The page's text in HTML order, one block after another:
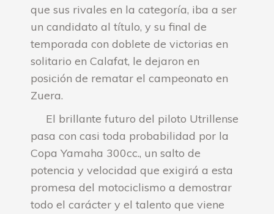
que sus rivales en la categoría, iba a ser
un candidato al título, y su final de
temporada con doblete de victorias en
solitario en Calafat, le dejaron en
posición de rematar el campeonato en
Zuera.
El brillante futuro del piloto Utrillense
pasa con casi toda probabilidad por la
Copa Yamaha 300cc., un salto de
potencia y velocidad que exigirá a esta
promesa del motociclismo a demostrar
todo el carácter y el talento que viene